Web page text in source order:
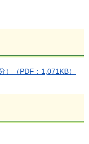
（PDF：1,071KB）